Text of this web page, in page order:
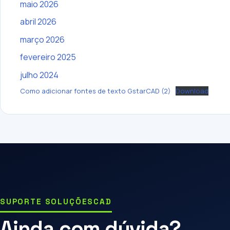
maio 2026
abril 2026
março 2026
fevereiro 2025
julho 2024
Como adicionar fontes de texto GstarCAD (2) Download
SUPORTE SOLUÇÕESCAD